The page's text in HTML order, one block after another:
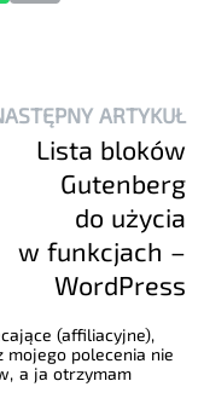
ARTYKUŁ
Lista bloków
Gutenberg
do użycia
w funkcjach –
WordPress
(affiliacyjne),
polecenia nie
a ja otrzymam